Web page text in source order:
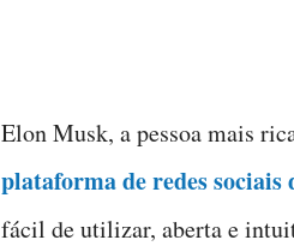
Elon Musk, a pessoa mais
plataforma de redes
fácil de utilizar, aberta e